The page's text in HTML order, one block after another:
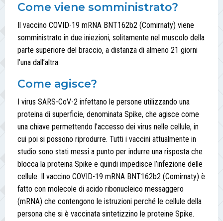
Come viene somministrato?
Il vaccino COVID-19 mRNA BNT162b2 (Comirnaty) viene
somministrato in due iniezioni, solitamente nel muscolo della
parte superiore del braccio, a distanza di almeno 21 giorni
l’una dall’altra.
Come agisce?
I virus SARS-CoV-2 infettano le persone utilizzando una
proteina di superficie, denominata Spike, che agisce come
una chiave permettendo l’accesso dei virus nelle cellule, in
cui poi si possono riprodurre. Tutti i vaccini attualmente in
studio sono stati messi a punto per indurre una risposta che
blocca la proteina Spike e quindi impedisce l’infezione delle
cellule. Il vaccino COVID-19 mRNA BNT162b2 (Comirnaty) è
fatto con molecole di acido ribonucleico messaggero
(mRNA) che contengono le istruzioni perché le cellule della
persona che si è vaccinata sintetizzino le proteine Spike.